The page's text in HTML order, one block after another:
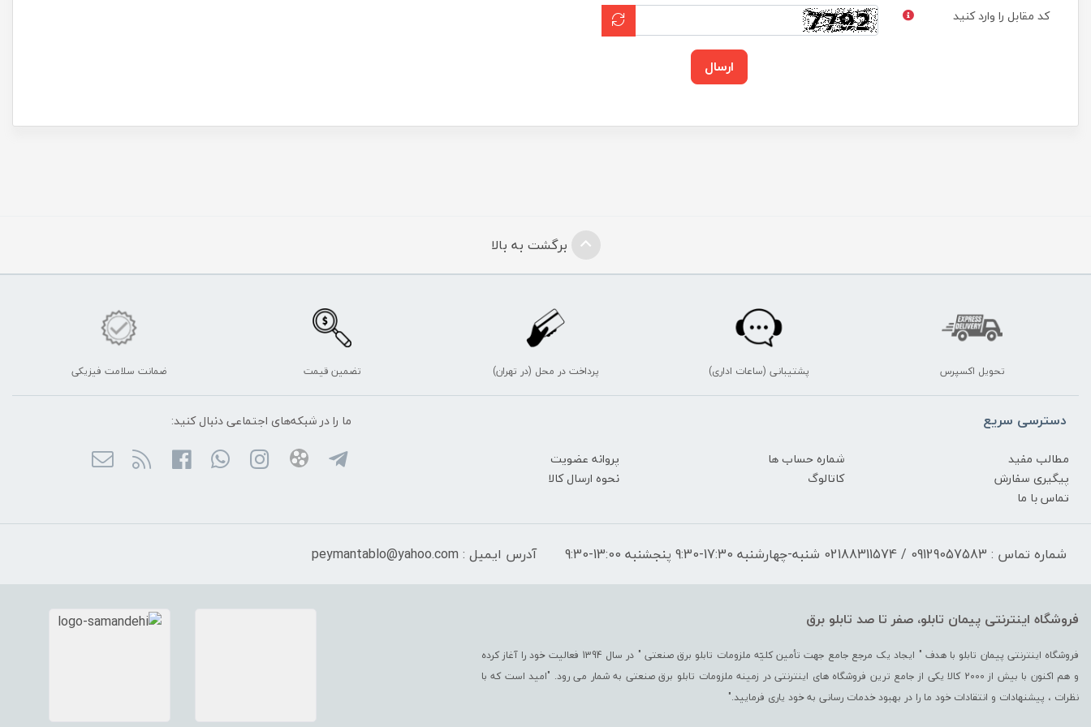
کد مقابل را وارد کنید
ارسال
برگشت به بالا
تحویل اکسپرس پشتیبانی (ساعات اداری) پرداخت در محل (در تهران) تضمین قیمت ضمانت سلامت فیزیکی
دسترسی سریع
مطالب مفید شماره حساب ها
پروانه عضویت
پیگیری سفارش
کاتالوگ
نحوه ارسال کالا
تماس با ما
ما را در شبکه‌های اجتماعی دنبال کنید:
شماره تماس : 09129057583 / 02188311574 شنبه-چهارشنبه 17:30-9:30 پنجشنبه 13:00-9:30 آدرس ایمیل : peymantablo@yahoo.com
فروشگاه اینترنتی پیمان تابلو، صفر تا صد تابلو برق
فروشگاه اینترنتی پیمان تابلو با هدف " ایجاد یک مرجع جامع جهت تأمین کلیّه ملزومات تابلو برق صنعتی " در سال 1394 فعالیت خود را آغاز کرده
و هم اکنون با بیش از 2000 کالا یکی از جامع ترین فروشگاه های اینترنتی در زمینه ملزومات تابلو برق صنعتی به شمار می رود. "امید است که با
نظرات ، پیشنهادات و انتقادات خود ما را در بهبود خدمات رسانی به خود یاری فرمایید."